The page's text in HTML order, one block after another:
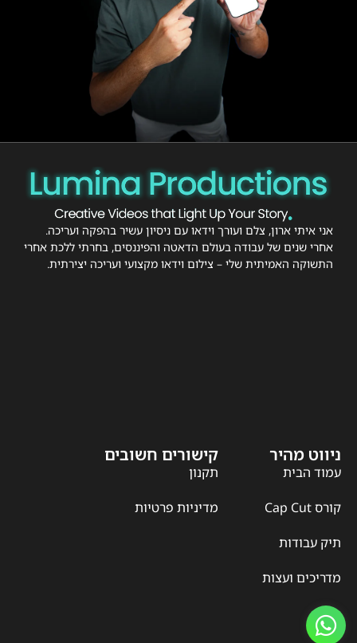
אני איתי ארון, צלם ועורך וידאו עם ניסיון עשיר בהפקה ועריכה.
אחרי שנים של עבודה בעולם הדאטה והפיננסים, בחרתי ללכת אחרי
התשוקה האמיתית שלי – צילום וידאו מקצועי ועריכה יצירתית.
ניווט מהיר
עמוד הבית
קורס Cap Cut
תיק עבודות
מדריכים ועצות
קישורים חשובים
תקנון
מדיניות פרטיות